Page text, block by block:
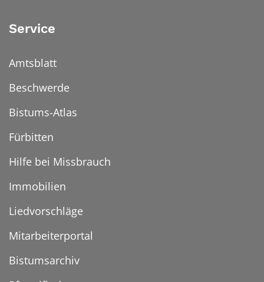
Service
Amtsblatt
Beschwerde
Bistums-Atlas
Fürbitten
Hilfe bei Missbrauch
Immobilien
Liedvorschläge
Mitarbeiterportal
Bistumsarchiv